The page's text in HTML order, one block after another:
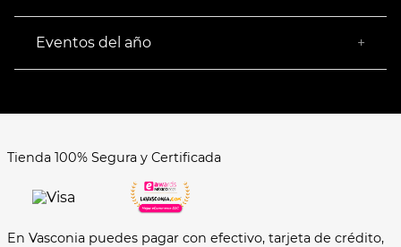
Facturación
Devoluciones
Formas de Pago
Eventos del año +
Buen Fin
Tienda 100% Segura y Certificada
En Vasconia puedes pagar con efectivo, tarjeta de crédito,